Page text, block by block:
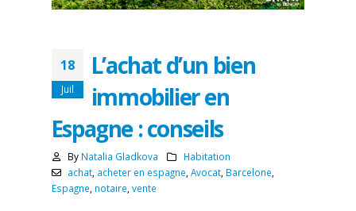
18
Juil
L’achat d’un bien
immobilier en
Espagne : conseils
By Natalia Gladkova
Habitation
achat, acheter en espagne,Avocat, Barcelone,
Espagne, notaire, vente